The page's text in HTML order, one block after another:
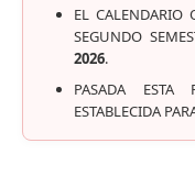
EL CALENDARIO
SEGUNDO
2026.
PASADA ESTA
ESTABLECIDA